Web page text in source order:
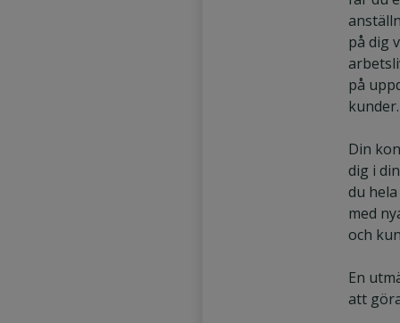
på dig
på
kunder.
Din
dig i
du
med
och
En
att